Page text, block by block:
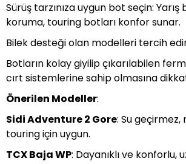
Sürüş tarzınıza uygun bot seçin:
koruma, touring botları konfor sunar.
Bilek desteği olan modelleri tercih
Botların kolay giyilip çıkarılabilen
cırt sistemlerine sahip olmasına
Önerilen Modeller:
Sidi Adventure 2 Gore: Su
touring için uygun.
TCX Baja WP: Dayanıklı ve konforlu,